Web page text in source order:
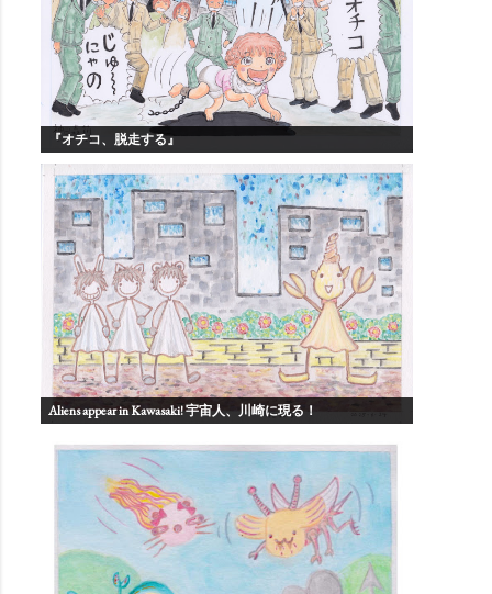
『オチコ、脱走する』
Aliens appear in Kawasaki! 宇宙人、川崎に現る！